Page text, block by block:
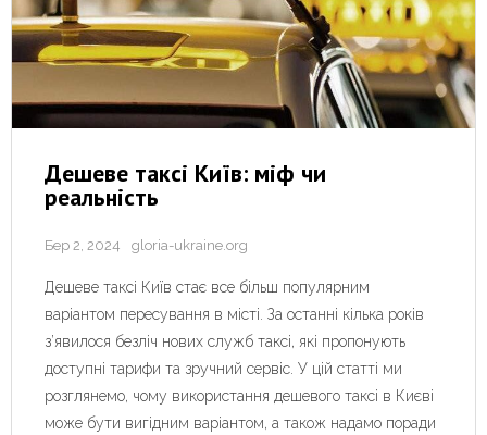
Дешеве таксі Київ: міф чи
реальність
Бер 2, 2024 gloria-ukraine.org
Дешеве таксі Київ стає все більш популярним
варіантом пересування в місті. За останні кілька років
з’явилося безліч нових служб таксі, які пропонують
доступні тарифи та зручний сервіс. У цій статті ми
розглянемо, чому використання дешевого таксі в Києві
може бути вигідним варіантом, а також надамо поради